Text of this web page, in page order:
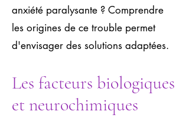
anxiété paralysante ? Comprendre
les origines de ce trouble permet
d'envisager des solutions adaptées.
Les facteurs biologiques
et neurochimiques